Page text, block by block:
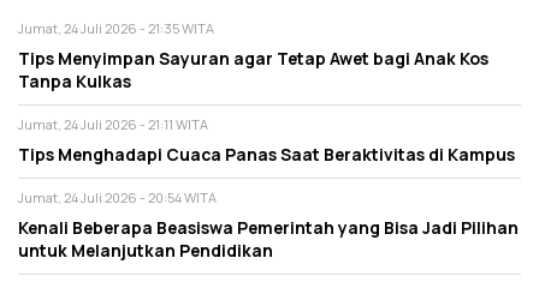
Jumat, 24 Juli 2026 - 21:35 WITA
Tips Menyimpan Sayuran agar Tetap Awet bagi Anak Kos
Tanpa Kulkas
Jumat, 24 Juli 2026 - 21:11 WITA
Tips Menghadapi Cuaca Panas Saat Beraktivitas di Kampus
Jumat, 24 Juli 2026 - 20:54 WITA
Kenali Beberapa Beasiswa Pemerintah yang Bisa Jadi Pilihan
untuk Melanjutkan Pendidikan